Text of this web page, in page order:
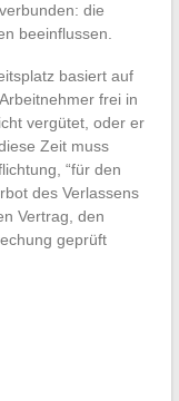
die
beeinflussen.
basiert auf
frei in
vergütet, oder er
Zeit muss
“für den
des Verlassens
Vertrag, den
geprüft